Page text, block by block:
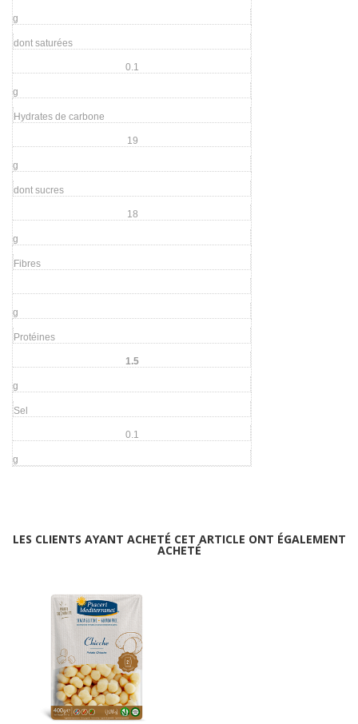
g
dont saturées
0.1
g
Hydrates de carbone
19
g
dont sucres
18
g
Fibres
g
Protéines
1.5
g
Sel
0.1
g
LES CLIENTS AYANT ACHETÉ CET ARTICLE ONT ÉGALEMENT
ACHETÉ